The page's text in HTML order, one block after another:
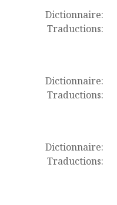
Dictionnaire:
Traductions:
Dictionnaire:
Traductions:
Dictionnaire:
Traductions: